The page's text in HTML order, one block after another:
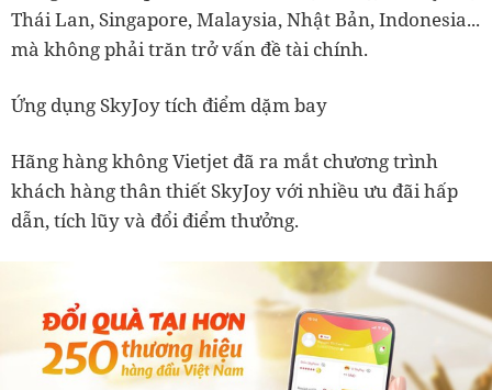
Thái Lan, Singapore, Malaysia, Nhật Bản, Indonesia...
mà không phải trăn trở vấn đề tài chính.
Ứng dụng SkyJoy tích điểm dặm bay
Hãng hàng không Vietjet đã ra mắt chương trình
khách hàng thân thiết SkyJoy với nhiều ưu đãi hấp
dẫn, tích lũy và đổi điểm thưởng.